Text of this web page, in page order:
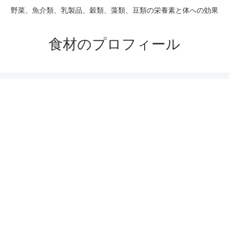
野菜、魚介類、乳製品、穀類、藻類、豆類の栄養素と体への効果
食材のプロフィール